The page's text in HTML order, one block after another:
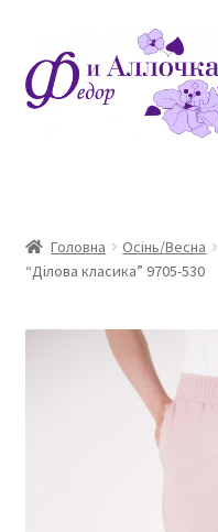
до
навігації
до
контенту
Магазин
Оплата та доставка
Головна Осінь/Весна
“Ділова класика” 9705-530